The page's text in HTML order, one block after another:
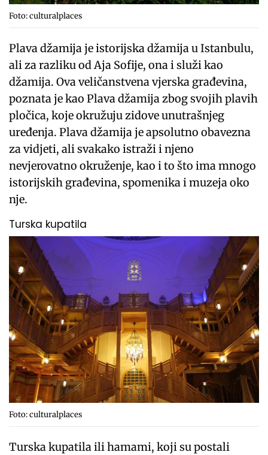
Foto: culturalplaces
Plava džamija je istorijska džamija u Istanbulu,
ali za razliku od Aja Sofije, ona i služi kao
džamija. Ova veličanstvena vjerska građevina,
poznata je kao Plava džamija zbog svojih plavih
pločica, koje okružuju zidove unutrašnjeg
uređenja. Plava džamija je apsolutno obavezna
za vidjeti, ali svakako istraži i njeno
nevjerovatno okruženje, kao i to što ima mnogo
istorijskih građevina, spomenika i muzeja oko
nje.
Turska kupatila
Foto: culturalplaces
Turska kupatila ili hamami, koji su postali